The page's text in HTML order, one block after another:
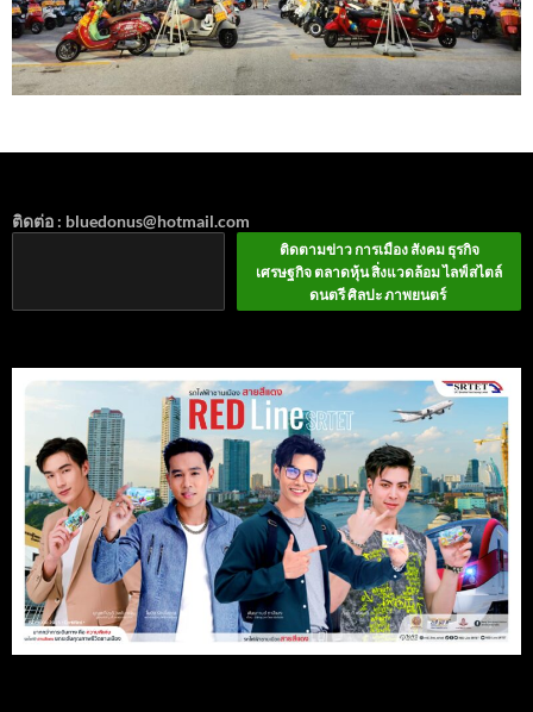
ติดต่อ : bluedonus@hotmail.com
ติดตามข่าว การเมือง สังคม ธุรกิจ
เศรษฐกิจ ตลาดหุ้น สิ่งแวดล้อม ไลฟ์สไตล์
ดนตรี ศิลปะ ภาพยนตร์